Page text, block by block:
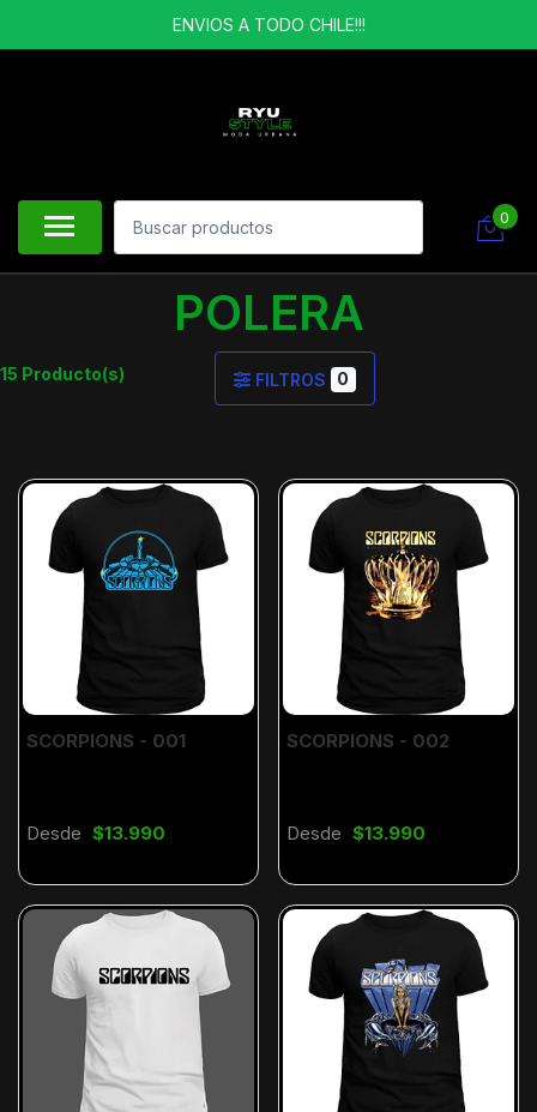
ENVIOS A TODO CHILE!!!
0
POLERA
15 Producto(s) FILTROS 0
SCORPIONS - 001
Desde $13.990
SCORPIONS - 002
Desde $13.990